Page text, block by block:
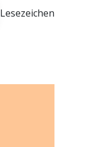
Lesezeichen